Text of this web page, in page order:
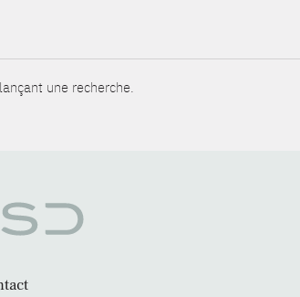
une recherche.